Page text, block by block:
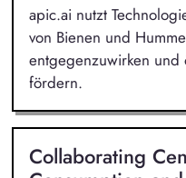
apic.ai nutzt
von Bienen und
entgegenzuwirken und
fördern.
Collaborating